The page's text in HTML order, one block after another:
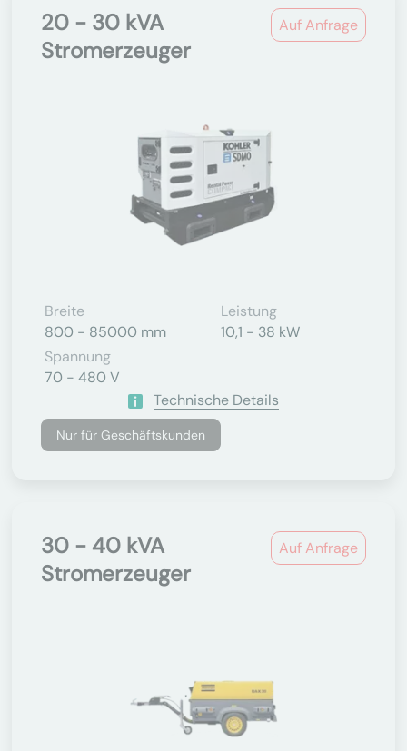
Auf Anfrage
20 - 30 kVA
Stromerzeuger
Breite
800 - 85000 mm
Leistung
10,1 - 38 kW
Spannung
70 - 480 V
Technische Details
Nur für Geschäftskunden
Auf Anfrage
30 - 40 kVA
Stromerzeuger